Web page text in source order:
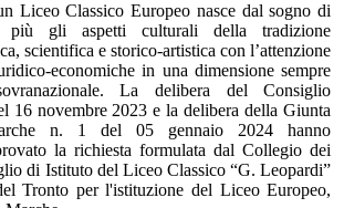
Liceo Classico Europeo nasce dalsogno di
più gli aspetti culturali della tradizione
scientifica e storico-artistica con l’attenzione
economiche in una dimensione sempre
vranazionale. La delibera del Consiglio
16 novembre 2023 e la delibera della Giunta
n. 1 del 05 gennaio 2024 hanno
la richiesta formulata dal Collegio dei
di Istituto del Liceo Classico “G. Leopardi”
Tronto per l'istituzione del Liceo Europeo,